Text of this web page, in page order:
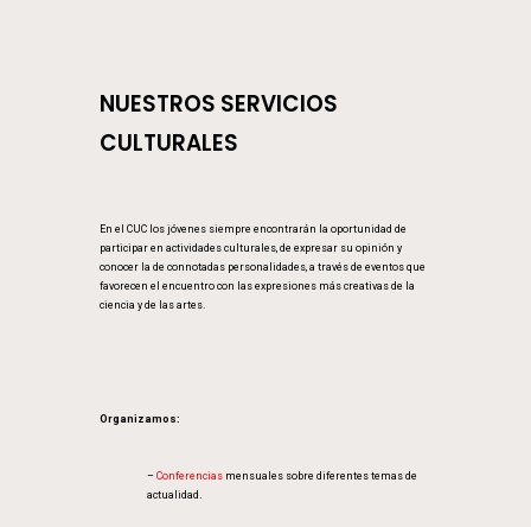
NUESTROS SERVICIOS
CULTURALES
En el CUC los jóvenes siempre encontrarán la oportunidad de
participar en actividades culturales, de expresar su opinión y
conocer la de connotadas personalidades, a través de eventos que
favorecen el encuentro con las expresiones más creativas de la
ciencia y de las artes.
Organizamos:
– Conferencias mensuales sobre diferentes temas de
actualidad.